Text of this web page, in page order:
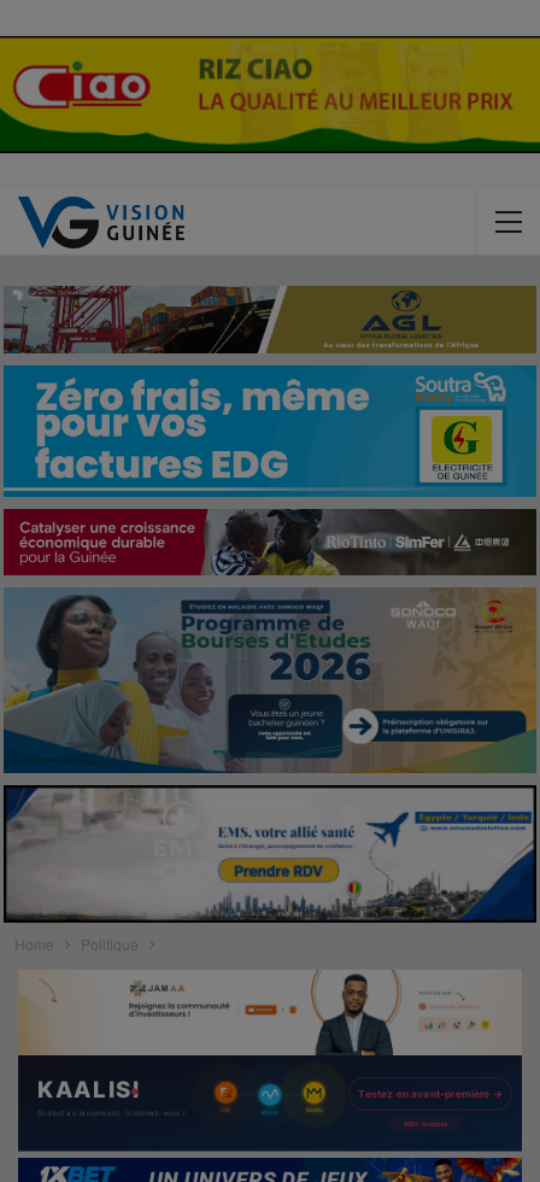
Home Politique